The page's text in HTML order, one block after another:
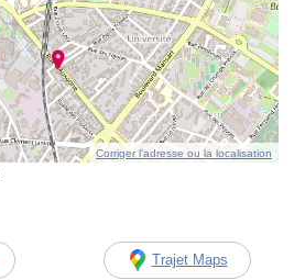
Corriger l’adresse ou la localisation
Trajet Maps